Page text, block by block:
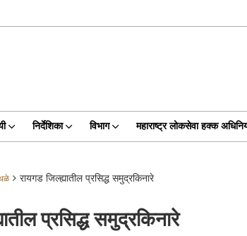
निर्देशिका विभाग महाराष्ट्र लोकसेवा हक्क
रायगड जिल्ह्यातील प्रसिद्ध समुद्रकिनारे
प्रसिद्ध समुद्रकिनारे